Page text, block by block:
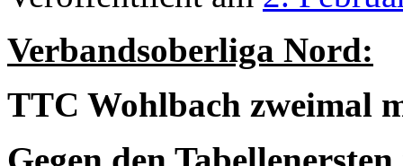
Verbandsoberliga Nord:
TTC Wohlbach zweimal